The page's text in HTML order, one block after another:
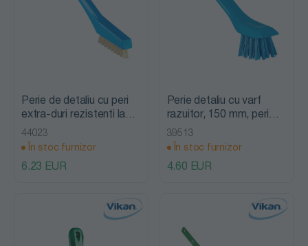
Perie de detaliu cu peri
extra-duri rezistenti la
caldura, 205 mm,
albastra, Vikan
44023
În stoc furnizor
6.23 EUR
Perie detaliu cu varf
razuitor, 150 mm, peri
duri, albastra, Vikan
39513
În stoc furnizor
4.60 EUR